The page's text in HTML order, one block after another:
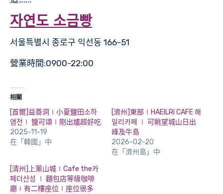
자연도 소금빵
서울특별시 종로구 익선동 166-51
營業時間:0900-22:00
相關
[首爾]益善洞∣小夏鹽田소하
염전∣ 鹽可頌∣剛出爐超好吃
2025-11-19
在「韓國」中
[濟州]東部∣HAEILRI CAFE 해
일리카페 ∣ 可眺望城山日出
峰及牛島
2026-02-20
在「濟州島」中
[清州]上黨山城∣Cafe the카
페더산성 ∣ 麵包店等級咖啡
廳∣有二樓座位∣座位很多